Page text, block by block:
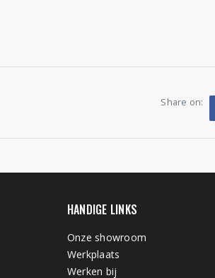
Share on:
HANDIGE LINKS
Onze showroom
Werkplaats
Werken bij